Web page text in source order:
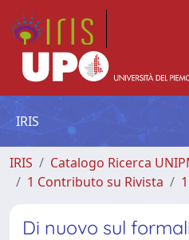
IRIS
IRIS
Catalogo Ricerca
1 Contributo su Rivista
Di nuovo sul